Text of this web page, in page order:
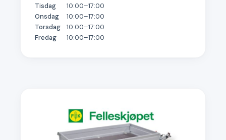
Tisdag
10:00–17:00
Onsdag
10:00–17:00
Torsdag
10:00–17:00
Fredag
10:00–17:00